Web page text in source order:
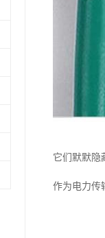
它们默默隐
作为电力传